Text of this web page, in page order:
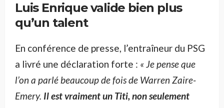
Luis Enrique valide bien plus
qu’un talent
En conférence de presse, l’entraîneur du PSG
a livré une déclaration forte : « Je pense que
l’on a parlé beaucoup de fois de Warren Zaire-
Emery. Il est vraiment un Titi, non seulement